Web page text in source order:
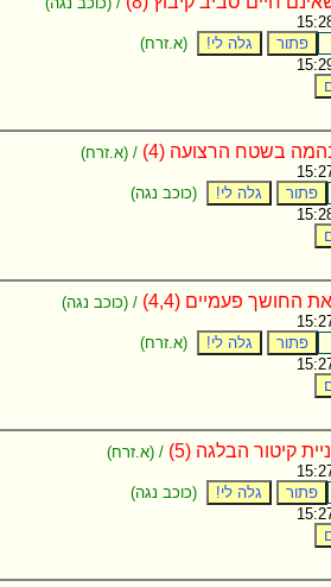
(א.זרח)
בשטח הרצועה (4)
/ (א.זרח)
(כוכב נגה)
פעמיים (4,4)
/ (כוכב נגה)
(א.זרח)
קיטור הבלגה (5)
/ (א.זרח)
(כוכב נגה)